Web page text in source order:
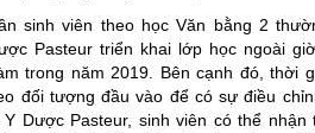
sinh viên theo học Văn bằng 2
Pasteur triển khai lớp học ngoài
trong năm 2019. Bên cạnh đó,
đối tượng đầu vào để có sự điều
Y Dược Pasteur, sinh viên có thể